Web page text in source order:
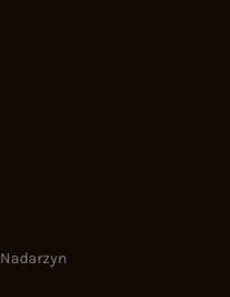
Nadarzyn